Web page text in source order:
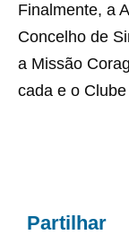
Finalmente, a
Concelho de
a Missão
cada e o
Partilhar